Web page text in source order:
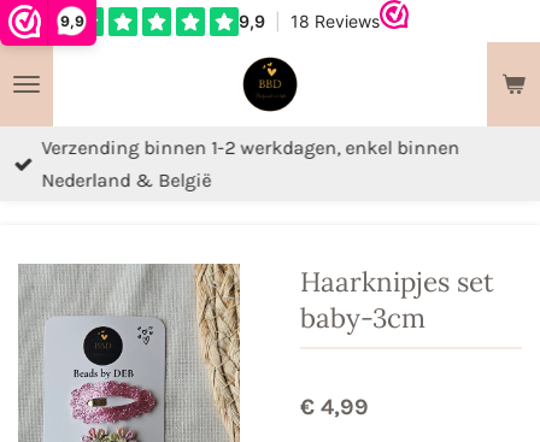
9,9
Ga
naar
de
hoofdinhoud
Verzending binnen 1-2 werkdagen, enkel binnen
Nederland & België
Haarknipjes set
baby-3cm
€ 4,99